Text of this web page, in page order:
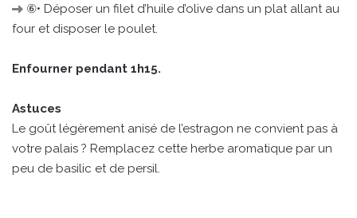
⑥• Déposer un filet d’huile d’olive dans un plat allant au
four et disposer le poulet.
Enfourner pendant 1h15.
Astuces
Le goût légèrement anisé de l’estragon ne convient pas à
votre palais ? Remplacez cette herbe aromatique par un
peu de basilic et de persil.